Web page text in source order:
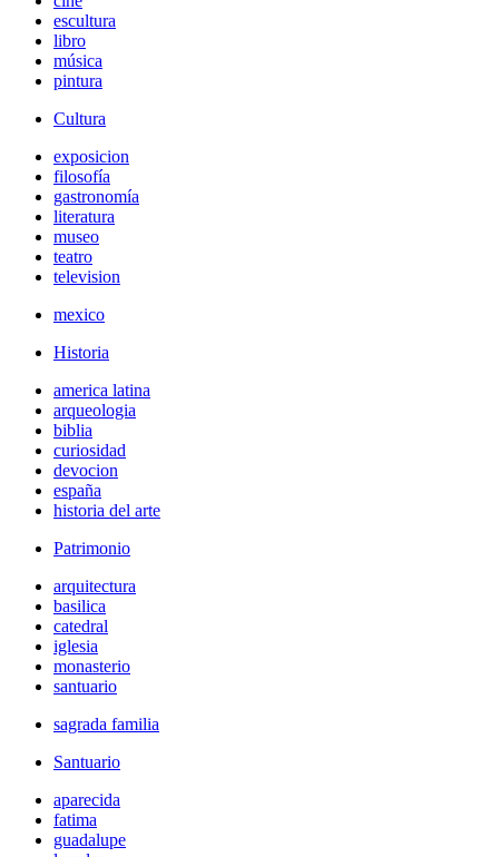
escultura
libro
música
pintura
Cultura
exposicion
filosofía
gastronomía
literatura
museo
teatro
television
mexico
Historia
america latina
arqueologia
biblia
curiosidad
devocion
españa
historia del arte
Patrimonio
arquitectura
basilica
catedral
iglesia
monasterio
santuario
sagrada familia
Santuario
aparecida
fatima
guadalupe